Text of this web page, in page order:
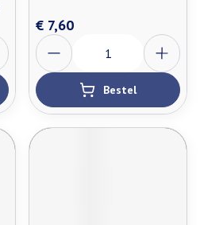
€ 7,60
Aantal
Bestel